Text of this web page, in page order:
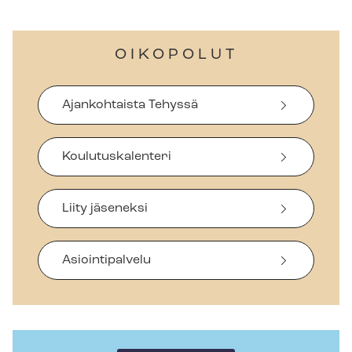
OIKOPOLUT
Ajankohtaista Tehyssä
Koulutuskalenteri
Liity jäseneksi
Asiointipalvelu